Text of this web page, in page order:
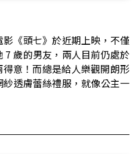
《頭七》於近期上映，不僅
7 歲的男友，兩人目前仍處於
意！而總是給人樂觀開朗形
透膚蕾絲禮服，就像公主一